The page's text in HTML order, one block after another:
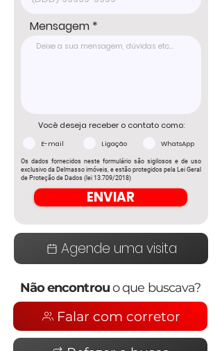
Mensagem
Você deseja receber o contato como:
E-mail Ligação WhatsApp
Os dados fornecidos neste formulário são sigilosos e de uso
exclusivo da Delmasso imóveis, e estão protegidos pela Lei Geral
de Proteção de Dados (lei 13.709/2018)
ENVIAR
Agende uma visita
Não encontrouo que buscava?
Falar com corretor